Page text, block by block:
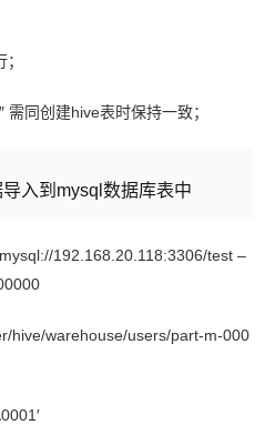
同创建hive表时保持一致；
入到 mysql 数据库表中
192.168.20.118:3306/test –
hive/warehouse/users/part-m-000